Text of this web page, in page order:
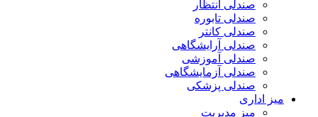
صندلی انتظار
صندلی تابوره
صندلی کانتر
صندلی آرایشگاهی
صندلی آموزشی
صندلی آزمایشگاهی
صندلی پزشکی
میز اداری
میز مدیریت